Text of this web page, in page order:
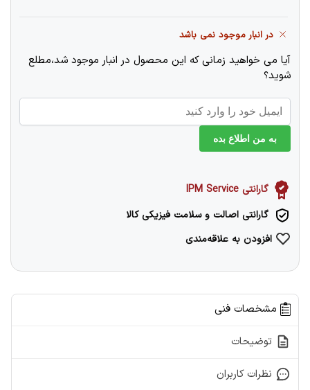
در انبار موجود نمی باشد
آیا می خواهید زمانی که این محصول در انبار موجود شد،مطلع
شوید؟
به من اطلاع بده
گارانتی IPM Service
گارانتی اصالت و سلامت فیزیکی کالا
افزودن به علاقه‌مندی
مشخصات فنی
توضیحات
نظرات کاربران